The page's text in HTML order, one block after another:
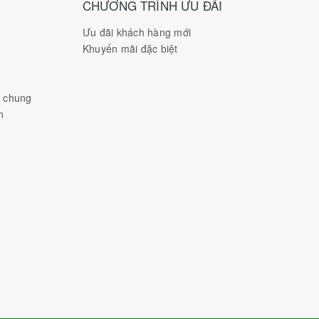
CHƯƠNG TRÌNH ƯU ĐÃI
Ưu đãi khách hàng mới
Khuyến mãi đặc biệt